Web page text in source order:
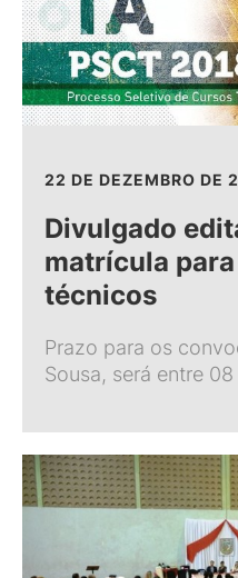
22 DE DEZEMBRO DE
Divulgado
matrícula
técnicos
Prazo para os
Sousa, será entre 08